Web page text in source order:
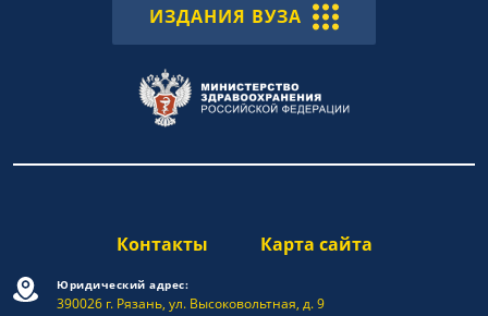
ИЗДАНИЯ ВУЗА
Контакты Карта сайта
Юридический адрес:
390026 г. Рязань, ул. Высоковольтная, д. 9